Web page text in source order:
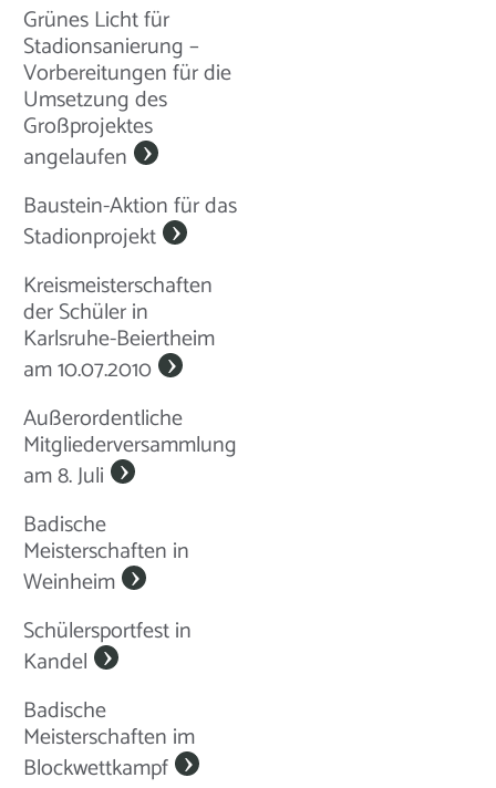
Grünes Licht für
Stadionsanierung –
Vorbereitungen für die
Umsetzung des
Großprojektes
angelaufen
Baustein-Aktion für das
Stadionprojekt
Kreismeisterschaften
der Schüler in
Karlsruhe-Beiertheim
am 10.07.2010
Außerordentliche
Mitgliederversammlung
am 8. Juli
Badische
Meisterschaften in
Weinheim
Schülersportfest in
Kandel
Badische
Meisterschaften im
Blockwettkampf